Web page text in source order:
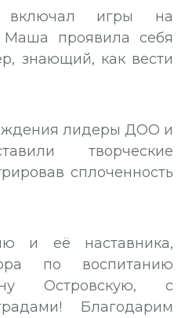
включал игры на
проявила себя
знающий, как вести
лидеры ДОО и
творческие
сплоченность
и её наставника,
по воспитанию
Островскую, с
Благодарим